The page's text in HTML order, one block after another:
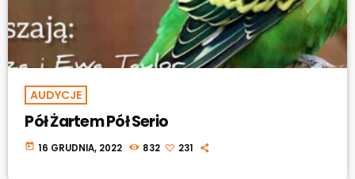
AUDYCJE
Pół Żartem Pół Serio
today 16 GRUDNIA, 2022 832 231